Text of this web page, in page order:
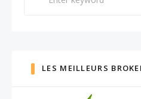
LES MEILLEURS